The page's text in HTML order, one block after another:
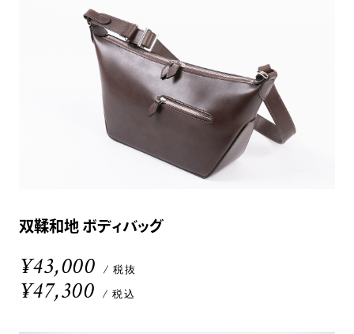
双鞣和地 ボディバッグ
¥43,000 / 税抜
¥47,300 / 税込